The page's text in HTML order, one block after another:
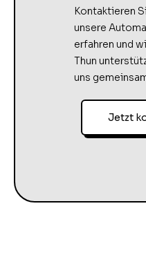
Kontaktieren
unsere
erfahren und
Thun
uns
Jetzt